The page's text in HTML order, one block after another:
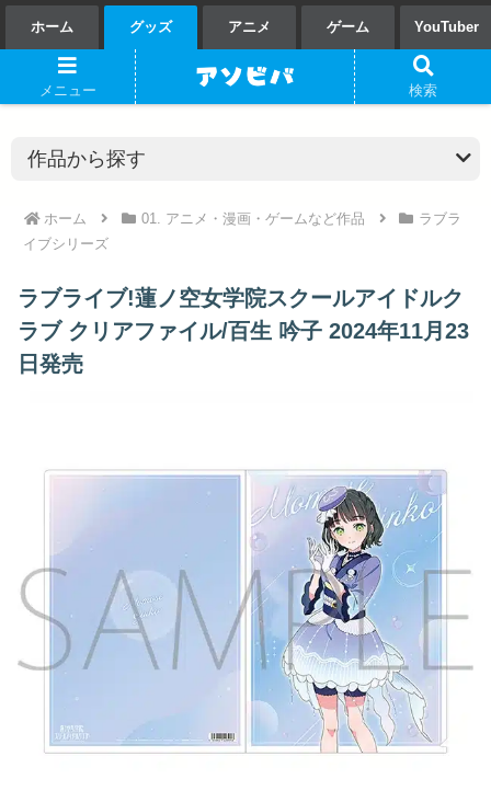
ホーム グッズ アニメ ゲーム YouTuber
ホーム 01. アニメ・漫画・ゲームなど作品
ラブラ
イブシリーズ
ラブライブ!蓮ノ空女学院スクールアイドルク
ラブ クリアファイル/百生 吟子 2024年11月23
日発売
メニュー 検索